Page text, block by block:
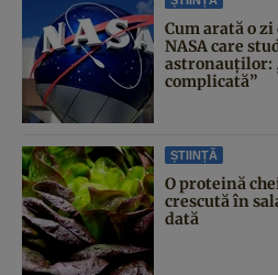
Cum arată o
NASA care
astronauților:
complicată”
ȘTIINȚĂ
O proteină
crescută în
dată